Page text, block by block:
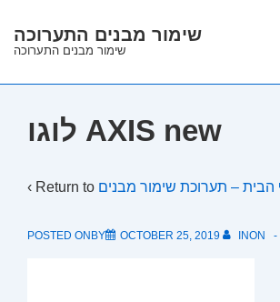
Skip
Main
שימור מבנים התערוכה
שימור מבנים התערוכה
לוגו AXIS new
‹ Return to הבית – תערוכת שימור מבנים
POSTED ONBY OCTOBER 25, 2019 INON